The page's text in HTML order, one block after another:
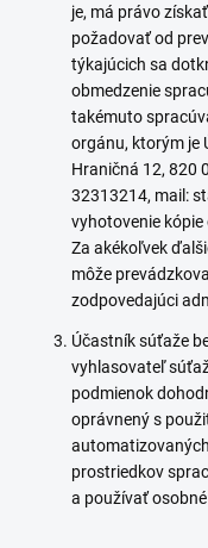
je, má právo
požadovať od
týkajúcich sa
obmedzenie
takémuto
orgánu, ktorým je
Hraničná 12, 820
32313214, mail:
vyhotovenie
Za akékoľvek
môže
zodpovedajúci
Účastník súťaže
vyhlasovateľ
podmienok
oprávnený s
prostriedkov
a používať